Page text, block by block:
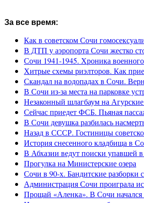
За все время:
Как в советском Сочи
В ДТП у аэропорта Сочи жестко
Сочи 1941-1945. Хроника
Хитрые схемы риэлторов. Как
Скандал на водопадах в Сочи.
В Сочи из-за места на парковке
Незаконный шлагбаум на
Сейчас приедет ФСБ. Пьяная
В Сочи девушка разбилась
Назад в СССР. Гостиницы
История снесенного кладбища в
В Абхазии ведут поиски упавшей
Прогулка на Министерские озера
Сочи в 90-х. Бандитские разборки
Администрация Сочи проиграла
Прощай «Аленка». В Сочи начался